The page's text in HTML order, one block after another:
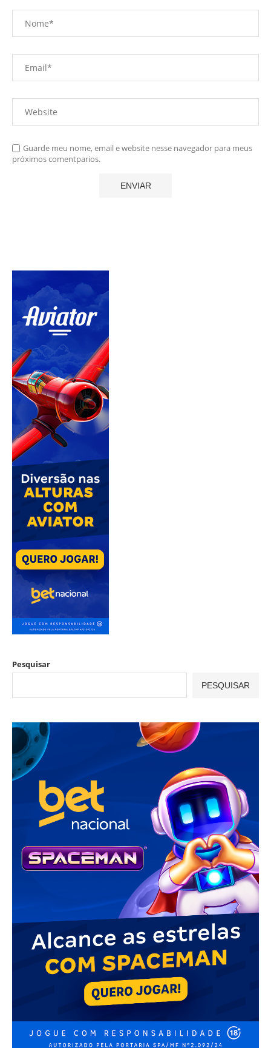
Guarde meu nome, email e website nesse navegador para meus
próximos comentparios.
Pesquisar
PESQUISAR